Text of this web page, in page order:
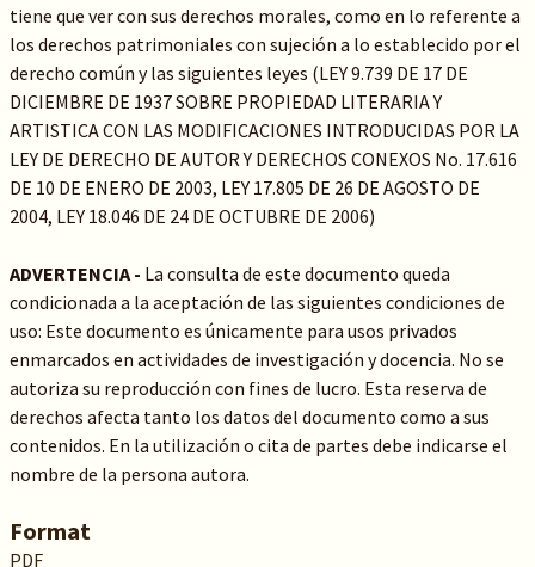
tiene que ver con sus derechos morales, como en lo referente a
los derechos patrimoniales con sujeción a lo establecido por el
derecho común y las siguientes leyes (LEY 9.739 DE 17 DE
DICIEMBRE DE 1937 SOBRE PROPIEDAD LITERARIA Y
ARTISTICA CON LAS MODIFICACIONES INTRODUCIDAS POR LA
LEY DE DERECHO DE AUTOR Y DERECHOS CONEXOS No. 17.616
DE 10 DE ENERO DE 2003, LEY 17.805 DE 26 DE AGOSTO DE
2004, LEY 18.046 DE 24 DE OCTUBRE DE 2006)
ADVERTENCIA - La consulta de este documento queda
condicionada a la aceptación de las siguientes condiciones de
uso: Este documento es únicamente para usos privados
enmarcados en actividades de investigación y docencia. No se
autoriza su reproducción con fines de lucro. Esta reserva de
derechos afecta tanto los datos del documento como a sus
contenidos. En la utilización o cita de partes debe indicarse el
nombre de la persona autora.
Format
PDF